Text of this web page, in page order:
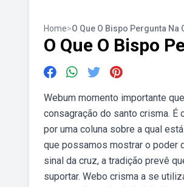
Home>O Que O Bispo Pergunta Na
O Que O Bispo
Webum momento importante
consagração do santo crisma. É
por uma coluna sobre a qual
que possamos mostrar o poder
sinal da cruz, a tradição prevê
suportar. Webo crisma a se